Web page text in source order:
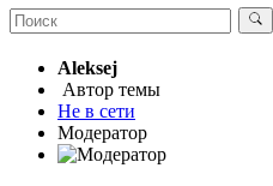
Aleksej
Автор темы
Не в сети
Модератор